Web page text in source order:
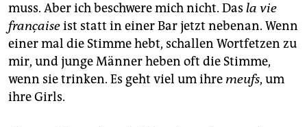
muss. Aber ich beschwere mich nicht. Das la vie
françaiseist statt in einer Bar jetzt nebenan. Wenn
einer mal die Stimme hebt, schallen Wortfetzen zu
mir, und junge Männer heben oft die Stimme,
wenn sie trinken. Es geht viel um ihre meufs, um
ihre Girls.